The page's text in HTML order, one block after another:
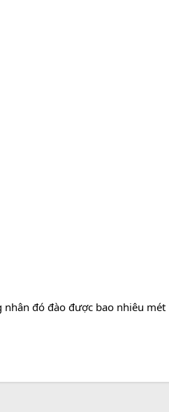
đó đào được bao nhiêu mét